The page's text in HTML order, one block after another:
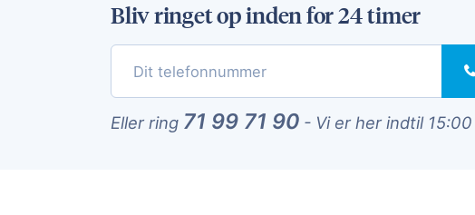
Bliv ringet op inden for 24 timer
Eller ring 71 99 71 90 - Vi er her indtil 15:00